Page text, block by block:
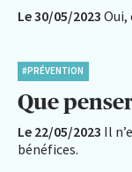
Le 30/05/2023 Oui,
#PRÉVENTION
Que
Le 22/05/2023 Il
bénéfices.